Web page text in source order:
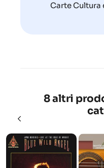
Carte Cultura
8 altri